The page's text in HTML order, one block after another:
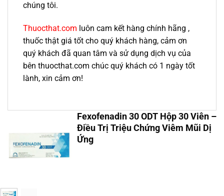
chúng tôi.
Thuocthat.com luôn cam kết hàng chính hãng ,
thuốc thật giá tốt cho quý khách hàng, cảm ơn
quý khách đã quan tâm và sử dụng dịch vụ của
bên thuocthat.com chúc quý khách có 1 ngày tốt
lành, xin cảm ơn!
Fexofenadin 30 ODT Hộp 30 Viên –
Điều Trị Triệu Chứng Viêm Mũi Dị
Ứng